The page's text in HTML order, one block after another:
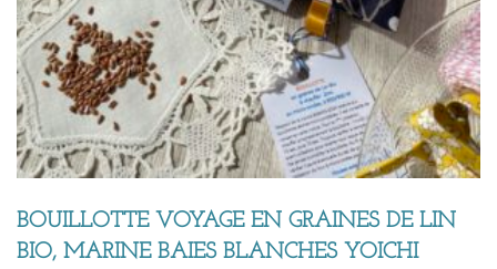
BOUILLOTTE VOYAGE EN GRAINES DE LIN
BIO, MARINE BAIES BLANCHES YOICHI